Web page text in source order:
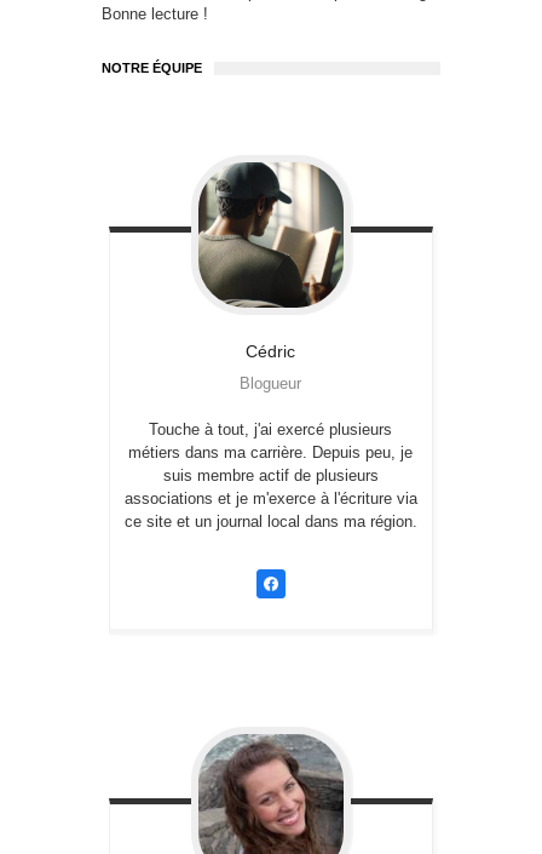
Bonne lecture !
NOTRE ÉQUIPE
Cédric
Blogueur
Touche à tout, j'ai exercé plusieurs
métiers dans ma carrière. Depuis peu, je
suis membre actif de plusieurs
associations et je m'exerce à l'écriture via
ce site et un journal local dans ma région.